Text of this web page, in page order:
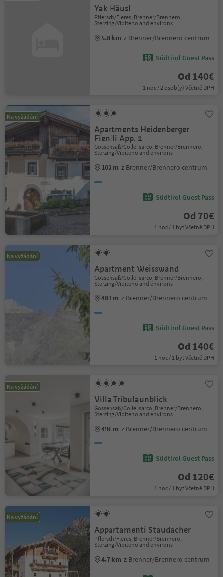
Yak Häusl
Pflersch/Fleres, Brenner/Brennero,
Sterzing/Vipiteno and environs
5.8 km z Brenner/Brennero centrum
Südtirol Guest Pass
Od 140€
1 noc / 2 osob(y) Včetně DPH
Na vyžádání
Apartments Heidenberger
Fienili App. 1
Gossensaß/Colle Isarco, Brenner/Brennero,
Sterzing/Vipiteno and environs
102 m z Brenner/Brennero centrum
Südtirol Guest Pass
Od 70€
1 noc / 1 byt Včetně DPH
Na vyžádání
Apartment Weisswand
Gossensaß/Colle Isarco, Brenner/Brennero,
Sterzing/Vipiteno and environs
483 m z Brenner/Brennero centrum
Südtirol Guest Pass
Od 140€
1 noc / 1 byt Včetně DPH
Na vyžádání
Villa Tribulaunblick
Gossensaß/Colle Isarco, Brenner/Brennero,
Sterzing/Vipiteno and environs
496 m z Brenner/Brennero centrum
Südtirol Guest Pass
Od 120€
1 noc / 1 byt Včetně DPH
Na vyžádání
Appartamenti Staudacher
Pflersch/Fleres, Brenner/Brennero,
Sterzing/Vipiteno and environs
4.7 km z Brenner/Brennero centrum